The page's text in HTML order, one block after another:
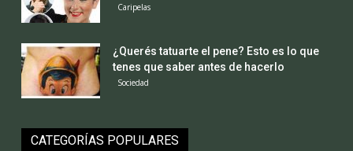
Caripelas
¿Querés tatuarte el pene? Esto es lo que
tenes que saber antes de hacerlo
Sociedad
CATEGORÍAS POPULARES